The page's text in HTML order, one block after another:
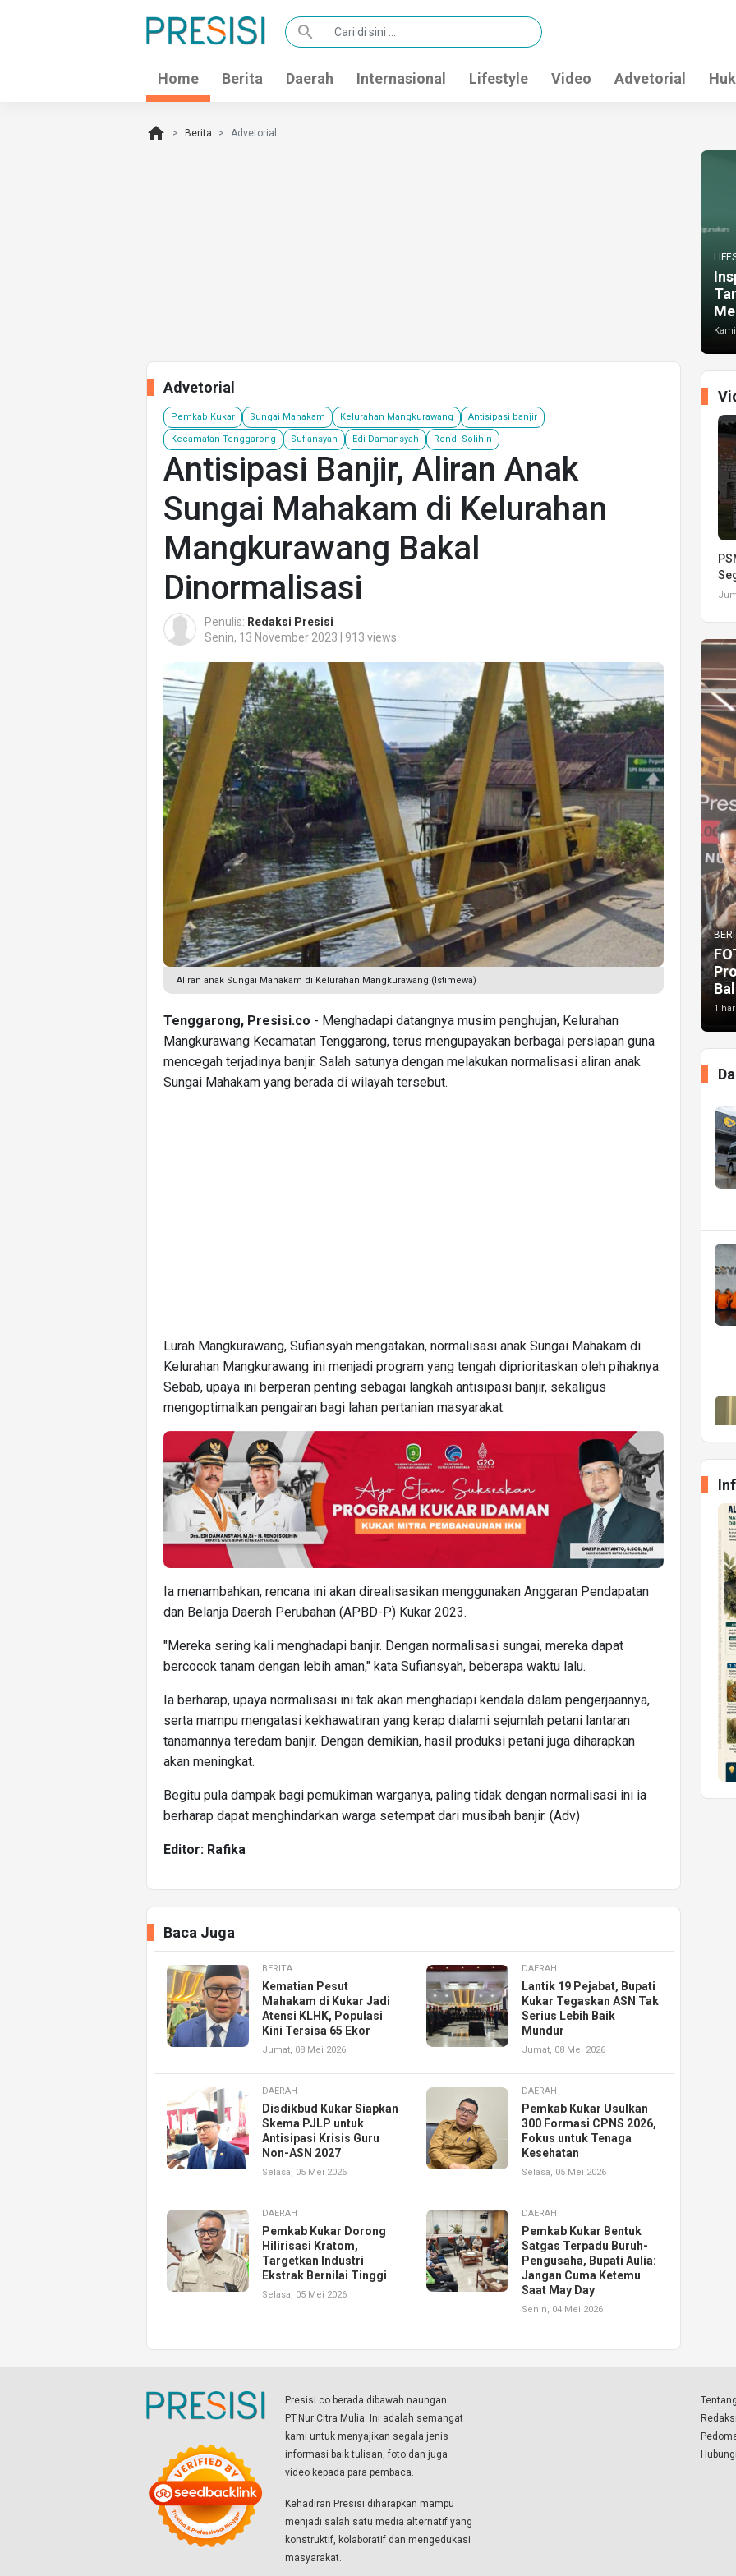
search
Home Berita Daerah Internasional Lifestyle Video Advetorial
home Berita Advetorial
Advetorial
Pemkab Kukar Sungai Mahakam Kelurahan Mangkurawang Antisipasi banjir
Kecamatan Tenggarong Sufiansyah Edi Damansyah Rendi Solihin
Antisipasi Banjir, Aliran Anak
Sungai Mahakam di Kelurahan
Mangkurawang Bakal
Dinormalisasi
Penulis: Redaksi Presisi
Senin, 13 November 2023 | 913 views
Aliran anak Sungai Mahakam di Kelurahan Mangkurawang (Istimewa)
Tenggarong, Presisi.co - Menghadapi datangnya musim penghujan, Kelurahan
Mangkurawang Kecamatan Tenggarong, terus mengupayakan berbagai persiapan guna
mencegah terjadinya banjir. Salah satunya dengan melakukan normalisasi aliran anak
Sungai Mahakam yang berada di wilayah tersebut.
Lurah Mangkurawang, Sufiansyah mengatakan, normalisasi anak Sungai Mahakam di
Kelurahan Mangkurawang ini menjadi program yang tengah diprioritaskan oleh pihaknya.
Sebab, upaya ini berperan penting sebagai langkah antisipasi banjir, sekaligus
mengoptimalkan pengairan bagi lahan pertanian masyarakat.
Ia menambahkan, rencana ini akan direalisasikan menggunakan Anggaran Pendapatan
dan Belanja Daerah Perubahan (APBD-P) Kukar 2023.
"Mereka sering kali menghadapi banjir. Dengan normalisasi sungai, mereka dapat
bercocok tanam dengan lebih aman," kata Sufiansyah, beberapa waktu lalu.
Ia berharap, upaya normalisasi ini tak akan menghadapi kendala dalam pengerjaannya,
serta mampu mengatasi kekhawatiran yang kerap dialami sejumlah petani lantaran
tanamannya teredam banjir. Dengan demikian, hasil produksi petani juga diharapkan
akan meningkat.
Begitu pula dampak bagi pemukiman warganya, paling tidak dengan normalisasi ini ia
berharap dapat menghindarkan warga setempat dari musibah banjir. (Adv)
Editor: Rafika
Baca Juga
BERITA
Kematian Pesut
Mahakam di Kukar Jadi
Atensi KLHK, Populasi
Kini Tersisa 65 Ekor
Jumat, 08 Mei 2026
DAERAH
Lantik 19 Pejabat, Bupati
Kukar Tegaskan ASN Tak
Serius Lebih Baik
Mundur
Jumat, 08 Mei 2026
DAERAH
Disdikbud Kukar Siapkan
Skema PJLP untuk
Antisipasi Krisis Guru
Non-ASN 2027
Selasa, 05 Mei 2026
DAERAH
Pemkab Kukar Usulkan
300 Formasi CPNS 2026,
Fokus untuk Tenaga
Kesehatan
Selasa, 05 Mei 2026
DAERAH
Pemkab Kukar Dorong
Hilirisasi Kratom,
Targetkan Industri
Ekstrak Bernilai Tinggi
Selasa, 05 Mei 2026
DAERAH
Pemkab Kukar Bentuk
Satgas Terpadu Buruh-
Pengusaha, Bupati Aulia:
Jangan Cuma Ketemu
Saat May Day
Senin, 04 Mei 2026
1
Presisi.co berada dibawah naungan
PT.Nur Citra Mulia. Ini adalah semangat
kami untuk menyajikan segala jenis
informasi baik tulisan, foto dan juga
video kepada para pembaca.
Kehadiran Presisi diharapkan mampu
menjadi salah satu media alternatif yang
konstruktif, kolaboratif dan mengedukasi
masyarakat.
Redaksi